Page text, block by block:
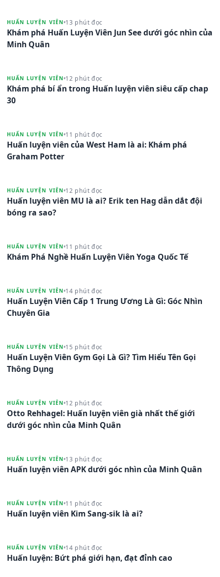
HUẤN LUYỆN VIÊN 13 phút đọc
Khám phá Huấn Luyện Viên Jun See dưới góc nhìn của
Minh Quân
HUẤN LUYỆN VIÊN 12 phút đọc
Khám phá bí ẩn trong Huấn luyện viên siêu cấp chap
30
HUẤN LUYỆN VIÊN 11 phút đọc
Huấn luyện viên của West Ham là ai: Khám phá
Graham Potter
HUẤN LUYỆN VIÊN 12 phút đọc
Huấn luyện viên MU là ai? Erik ten Hag dẫn dắt đội
bóng ra sao?
HUẤN LUYỆN VIÊN 11 phút đọc
Khám Phá Nghề Huấn Luyện Viên Yoga Quốc Tế
HUẤN LUYỆN VIÊN 14 phút đọc
Huấn Luyện Viên Cấp 1 Trung Ương Là Gì: Góc Nhìn
Chuyên Gia
HUẤN LUYỆN VIÊN 15 phút đọc
Huấn Luyện Viên Gym Gọi Là Gì? Tìm Hiểu Tên Gọi
Thông Dụng
HUẤN LUYỆN VIÊN 12 phút đọc
Otto Rehhagel: Huấn luyện viên già nhất thế giới
dưới góc nhìn của Minh Quân
HUẤN LUYỆN VIÊN 13 phút đọc
Huấn luyện viên APK dưới góc nhìn của Minh Quân
HUẤN LUYỆN VIÊN 11 phút đọc
Huấn luyện viên Kim Sang-sik là ai?
HUẤN LUYỆN VIÊN 14 phút đọc
Huấn luyện: Bứt phá giới hạn, đạt đỉnh cao